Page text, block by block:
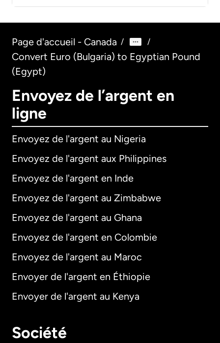
Page d'accueil - Canada / /
Convert Euro (Bulgaria) to Egyptian Pound
(Egypt)
Envoyez de l’argent en
ligne
Envoyez de l'argent au Nigeria
Envoyez de l'argent aux Philippines
Envoyez de l'argent en Inde
Envoyez de l'argent au Zimbabwe
Envoyez de l'argent au Ghana
Envoyez de l'argent en Colombie
Envoyez de l'argent au Maroc
Envoyer de l'argent en Éthiopie
Envoyer de l'argent au Kenya
Société